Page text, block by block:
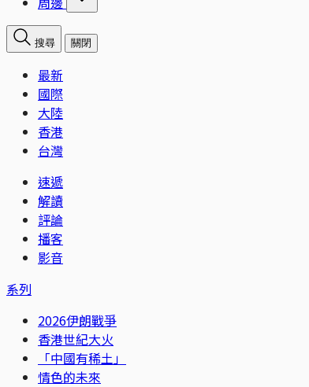
搜尋 關閉
最新
國際
大陸
香港
台灣
速遞
解讀
評論
播客
影音
系列
2026伊朗戰爭
香港世紀大火
「中國有稀土」
情色的未來